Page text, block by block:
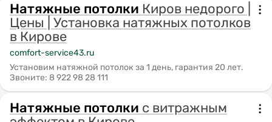
Натяжные потолки Киров недорого |
Цены | Установка натяжных потолков
в Кирове
comfort-service43.ru
Установим натяжной потолок за 1 день, гарантия 20 лет.
Звоните: 8 922 98 28 111
Натяжные потолки с витражным